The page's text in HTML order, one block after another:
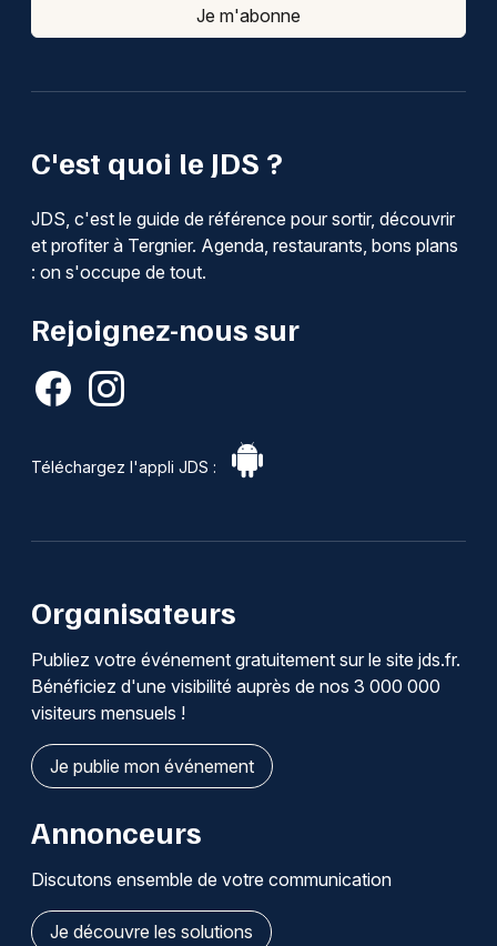
C'est quoi le JDS ?
JDS, c'est le guide de référence pour sortir, découvrir
et profiter à Tergnier. Agenda, restaurants, bons plans
: on s'occupe de tout.
Rejoignez-nous sur
Téléchargez l'appli JDS :
Je m'abonne
Organisateurs
Publiez votre événement gratuitement sur le site jds.fr.
Bénéficiez d'une visibilité auprès de nos 3 000 000
visiteurs mensuels !
Je publie mon événement
Annonceurs
Discutons ensemble de votre communication
Je découvre les solutions